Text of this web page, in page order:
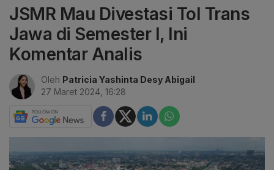
JSMR Mau Divestasi Tol Trans
Jawa di Semester I, Ini
Komentar Analis
Oleh Patricia Yashinta Desy Abigail
27 Maret 2024, 16:28